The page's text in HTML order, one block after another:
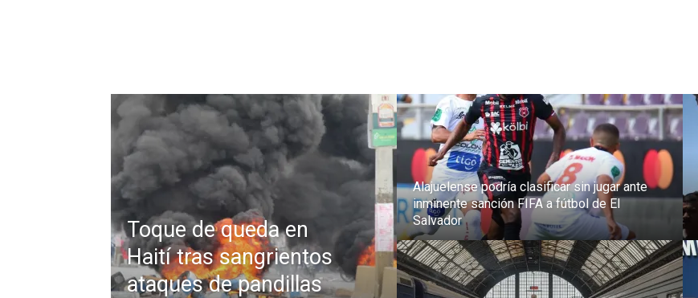
Toque de queda en
Haití tras sangrientos
ataques de pandillas
Alajuelense podría clasificar sin jugar ante
inminente sanción FIFA a fútbol de El
Salvador